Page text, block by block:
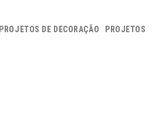
PROJETOS DE DECORAÇÃO PROJETOS